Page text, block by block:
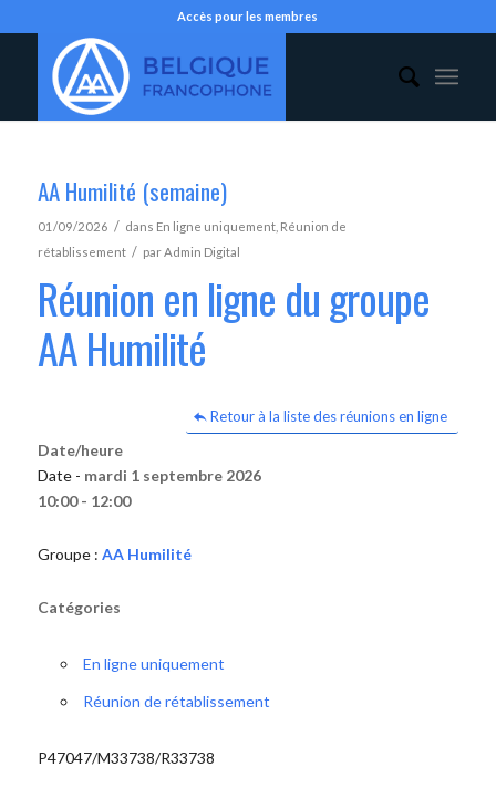
Accès pour les membres
AA Humilité (semaine)
01/09/2026 / dans En ligne uniquement, Réunion de
rétablissement / parAdmin Digital
Réunion en ligne du groupe
AA Humilité
Retour à la liste des réunions en ligne
Date/heure
Date - mardi 1 septembre 2026
10:00 - 12:00
Groupe : AA Humilité
Catégories
En ligne uniquement
Réunion de rétablissement
P47047/M33738/R33738